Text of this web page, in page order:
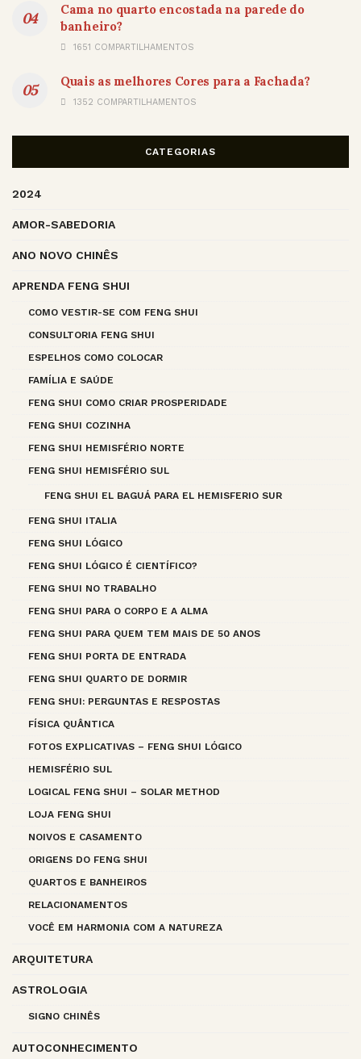
Cama no quarto encostada na parede do
banheiro?
1651 COMPARTILHAMENTOS
Quais as melhores Cores para a Fachada?
1352 COMPARTILHAMENTOS
CATEGORIAS
2024
AMOR-SABEDORIA
ANO NOVO CHINÊS
APRENDA FENG SHUI
COMO VESTIR-SE COM FENG SHUI
CONSULTORIA FENG SHUI
ESPELHOS COMO COLOCAR
FAMÍLIA E SAÚDE
FENG SHUI COMO CRIAR PROSPERIDADE
FENG SHUI COZINHA
FENG SHUI HEMISFÉRIO NORTE
FENG SHUI HEMISFÉRIO SUL
FENG SHUI EL BAGUÁ PARA EL HEMISFERIO SUR
FENG SHUI ITALIA
FENG SHUI LÓGICO
FENG SHUI LÓGICO É CIENTÍFICO?
FENG SHUI NO TRABALHO
FENG SHUI PARA O CORPO E A ALMA
FENG SHUI PARA QUEM TEM MAIS DE 50 ANOS
FENG SHUI PORTA DE ENTRADA
FENG SHUI QUARTO DE DORMIR
FENG SHUI: PERGUNTAS E RESPOSTAS
FÍSICA QUÂNTICA
FOTOS EXPLICATIVAS – FENG SHUI LÓGICO
HEMISFÉRIO SUL
LOGICAL FENG SHUI – SOLAR METHOD
LOJA FENG SHUI
NOIVOS E CASAMENTO
ORIGENS DO FENG SHUI
QUARTOS E BANHEIROS
RELACIONAMENTOS
VOCÊ EM HARMONIA COM A NATUREZA
ARQUITETURA
ASTROLOGIA
SIGNO CHINÊS
AUTOCONHECIMENTO